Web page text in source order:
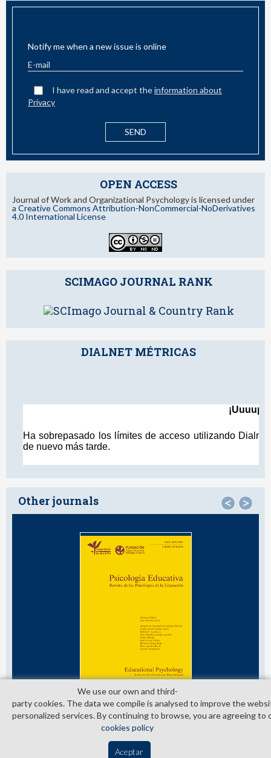
Notify me when a new issue is online
I have read and accept theinformation about
Privacy
OPEN ACCESS
Journal of Work and Organizational Psychology is licensed under
a Creative Commons Attribution-NonCommercial-NoDerivatives
4.0 International License
SCIMAGO JOURNAL RANK
DIALNET MÉTRICAS
Other journals < >
© Copyright 2026. Colegio Oficial de la Psicología de Madrid
We use our own and third­
party cookies. The data we compile is analysed to improve the
personalized services. By continuing to browse, you are agreeing to
cookies policy
Aceptar